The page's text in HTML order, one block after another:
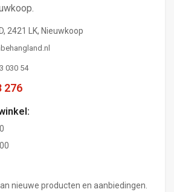
2421 LK, Nieuwkoop
030 54
276
nieuwe producten en aanbiedingen.